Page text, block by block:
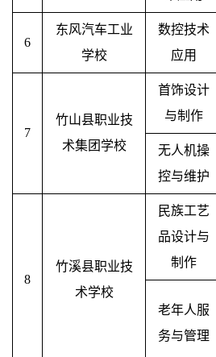
6
东风汽车工业
学校
数控技术
应用
7
竹山县职业技
术集团学校
首饰设计
与制作
无人机操
控与维护
8
竹溪县职业技
术学校
民族工艺
品设计与
制作
老年人服
务与管理